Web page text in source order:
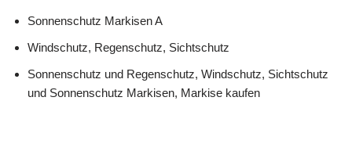
Sonnenschutz Markisen A
Windschutz, Regenschutz, Sichtschutz
Sonnenschutz und Regenschutz, Windschutz, Sichtschutz
und Sonnenschutz Markisen, Markise kaufen